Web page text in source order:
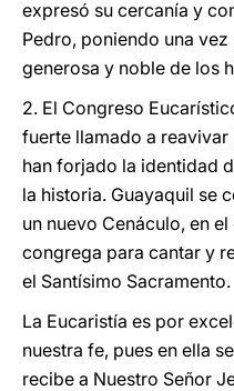
expresó su cercanía y
Pedro, poniendo una
generosa y noble de los
2. El Congreso
fuerte llamado a
han forjado la identidad
la historia. Guayaquil se
un nuevo Cenáculo, en
congrega para cantar y
el Santísimo Sacramento.
La Eucaristía es por
nuestra fe, pues en ella
recibe a Nuestro Señor